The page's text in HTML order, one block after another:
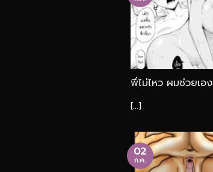
พี่ไม่ไหว ผมช่วยเอง
[...]
02
ก.ค.